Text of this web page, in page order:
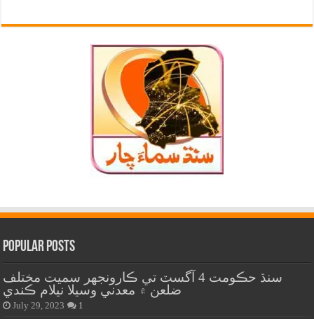
Popular Posts
سنڌ حڪومت 4 آگسٽ تي ڪارونجهر سميت مختلف
ضلعن ۾ معدني وسيلا نيلام ڪندي
July 29, 2023 1